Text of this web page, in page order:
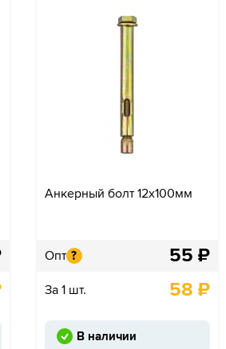
Анкерный болт 12х100мм
Опт ? 55 ₽
За 1 шт. 58 ₽
В наличии